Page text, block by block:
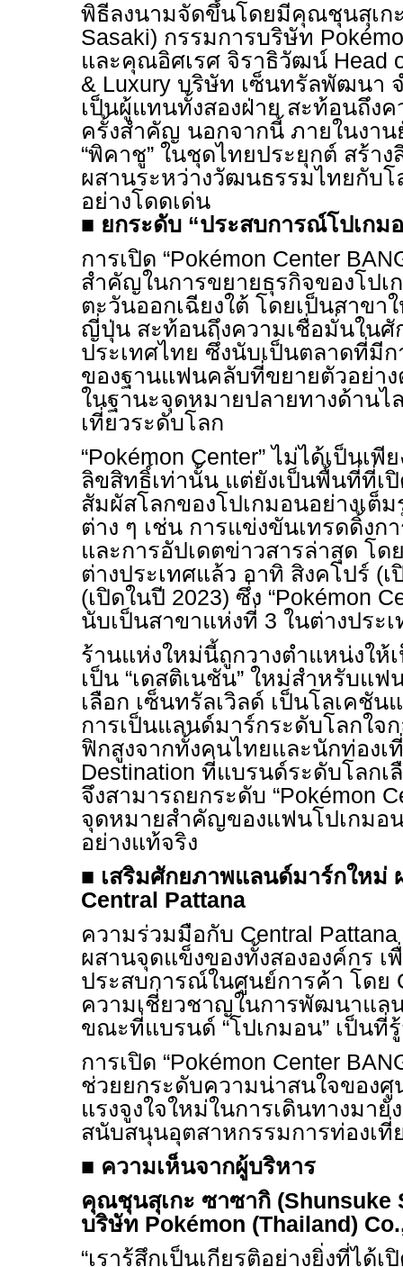
พิธีลงนามจัดขึ้นโดยมีคุณชุนสุเก
Sasaki) กรรมการบริษัท
และคุณอิศเรศ จิราธิวัฒน์ Head
& Luxury บริษัท เซ็นทรัลพัฒนา
เป็นผู้แทนทั้งสองฝ่าย สะท้อนถึง
ครั้งสำคัญ นอกจากนี้ ภายในงา
“พิคาชู” ในชุดไทยประยุกต์ สร้า
ผสานระหว่างวัฒนธรรมไทยกับโ
อย่างโดดเด่น
■ ยกระดับ “ประสบการณ์โปเกม
การเปิด “Pokémon Center
สำคัญในการขยายธุรกิจของโปเ
ตะวันออกเฉียงใต้ โดยเป็นสาขา
ญี่ปุ่น สะท้อนถึงความเชื่อมั่นในศั
ประเทศไทย ซึ่งนับเป็นตลาดที่มีก
ของฐานแฟนคลับที่ขยายตัวอย่าง
ในฐานะจุดหมายปลายทางด้านไ
เที่ยวระดับโลก
“Pokémon Center” ไม่ได้เป็นเ
ลิขสิทธิ์เท่านั้น แต่ยังเป็นพื้นที่ที่เ
สัมผัสโลกของโปเกมอนอย่างเต็
ต่าง ๆ เช่น การแข่งขันเทรดดิ้งก
และการอัปเดตข่าวสารล่าสุด โ
ต่างประเทศแล้ว อาทิ สิงคโปร์ (
(เปิดในปี 2023) ซึ่ง “Pokémon
นับเป็นสาขาแห่งที่ 3 ในต่างประ
ร้านแห่งใหม่นี้ถูกวางตำแหน่งให้
เป็น “เดสติเนชัน” ใหม่สำหรับแ
เลือก เซ็นทรัลเวิลด์ เป็นโลเคชั
การเป็นแลนด์มาร์กระดับโลกใจ
ฟิกสูงจากทั้งคนไทยและนักท่องเ
Destination ที่แบรนด์ระดับโลก
จึงสามารถยกระดับ “Pokémon
จุดหมายสำคัญของแฟนโปเกมอ
อย่างแท้จริง
■ เสริมศักยภาพแลนด์มาร์กใหม่
Central Pattana
ความร่วมมือกับ Central
ผสานจุดแข็งของทั้งสององค์กร เ
ประสบการณ์ในศูนย์การค้า โดย
ความเชี่ยวชาญในการพัฒนาแล
ขณะที่แบรนด์ “โปเกมอน” เป็นที่
การเปิด “Pokémon Center
ช่วยยกระดับความน่าสนใจของศู
แรงจูงใจใหม่ในการเดินทางมายั
สนับสนุนอุตสาหกรรมการท่องเที่
■ ความเห็นจากผู้บริหาร
คุณชุนสุเกะ ซาซากิ​ (Shunsuke
บริษัท Pokémon (Thailand)
“เรารู้สึกเป็นเกียรติอย่างยิ่งที่ได้เ